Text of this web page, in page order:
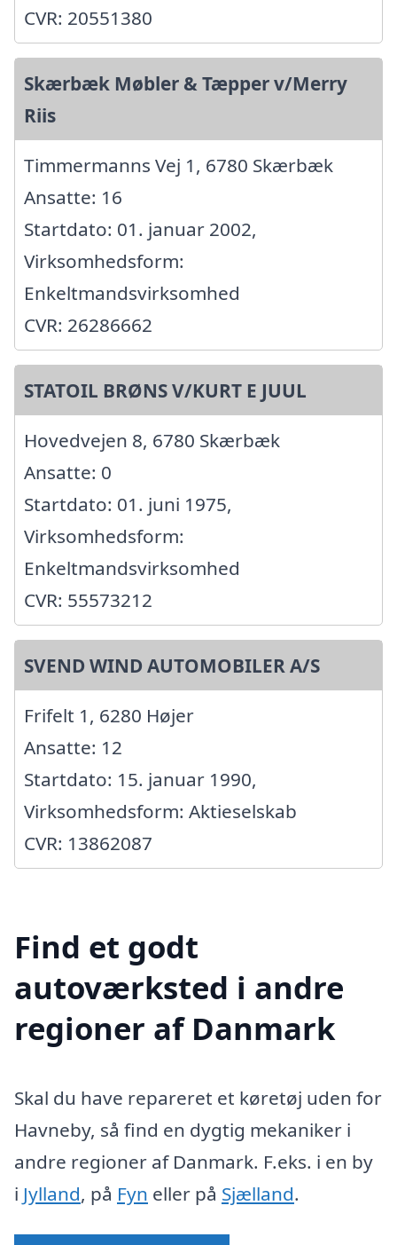
CVR: 20551380
Skærbæk Møbler & Tæpper v/Merry
Riis
Timmermanns Vej 1, 6780 Skærbæk
Ansatte: 16
Startdato: 01. januar 2002,
Virksomhedsform:
Enkeltmandsvirksomhed
CVR: 26286662
STATOIL BRØNS V/KURT E JUUL
Hovedvejen 8, 6780 Skærbæk
Ansatte: 0
Startdato: 01. juni 1975,
Virksomhedsform:
Enkeltmandsvirksomhed
CVR: 55573212
SVEND WIND AUTOMOBILER A/S
Frifelt 1, 6280 Højer
Ansatte: 12
Startdato: 15. januar 1990,
Virksomhedsform: Aktieselskab
CVR: 13862087
Find et godt
autoværksted i andre
regioner af Danmark
Skal du have repareret et køretøj uden for
Havneby, så find en dygtig mekaniker i
andre regioner af Danmark. F.eks. i en by
i Jylland, på Fyn eller på Sjælland.